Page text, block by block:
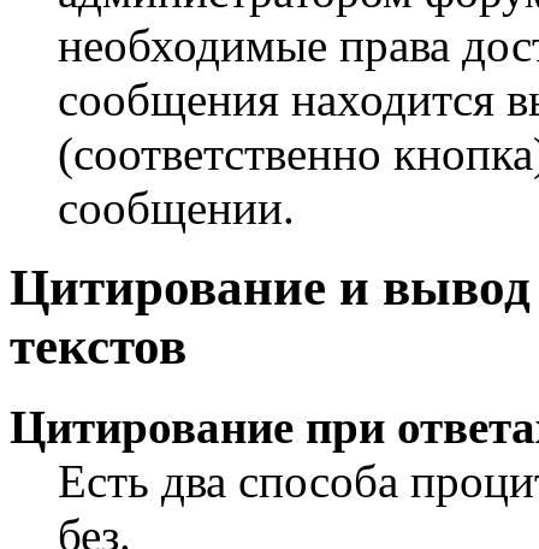
необходимые права
сообщения находится
(соответственно
сообщении.
Цитирование и
текстов
Цитирование при
Есть два способа
без.